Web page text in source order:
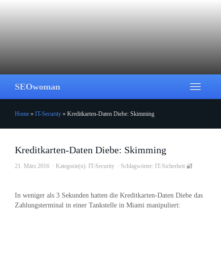
Toggle
SEOwoman
Home » IT-Security » Kreditkarten-Daten Diebe: Skimming
Kreditkarten-Daten Diebe: Skimming
21. März 2016 Kategorie(n): IT-Security Schlagwörter: IT-Sicherheit 🔐
In weniger als 3 Sekunden hatten die Kreditkarten-Daten Diebe das
Zahlungsterminal in einer Tankstelle in Miami manipuliert: